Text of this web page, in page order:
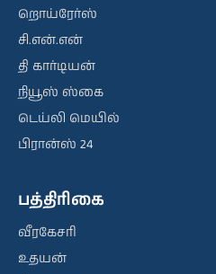
றொய்ரேர்ஸ்
சி.என்.என்
தி கார்டியன்
நியூஸ் ஸ்கை
டெய்லி மெயில்
பிரான்ஸ் 24
பத்திரிகை
வீரகேசரி
உதயன்